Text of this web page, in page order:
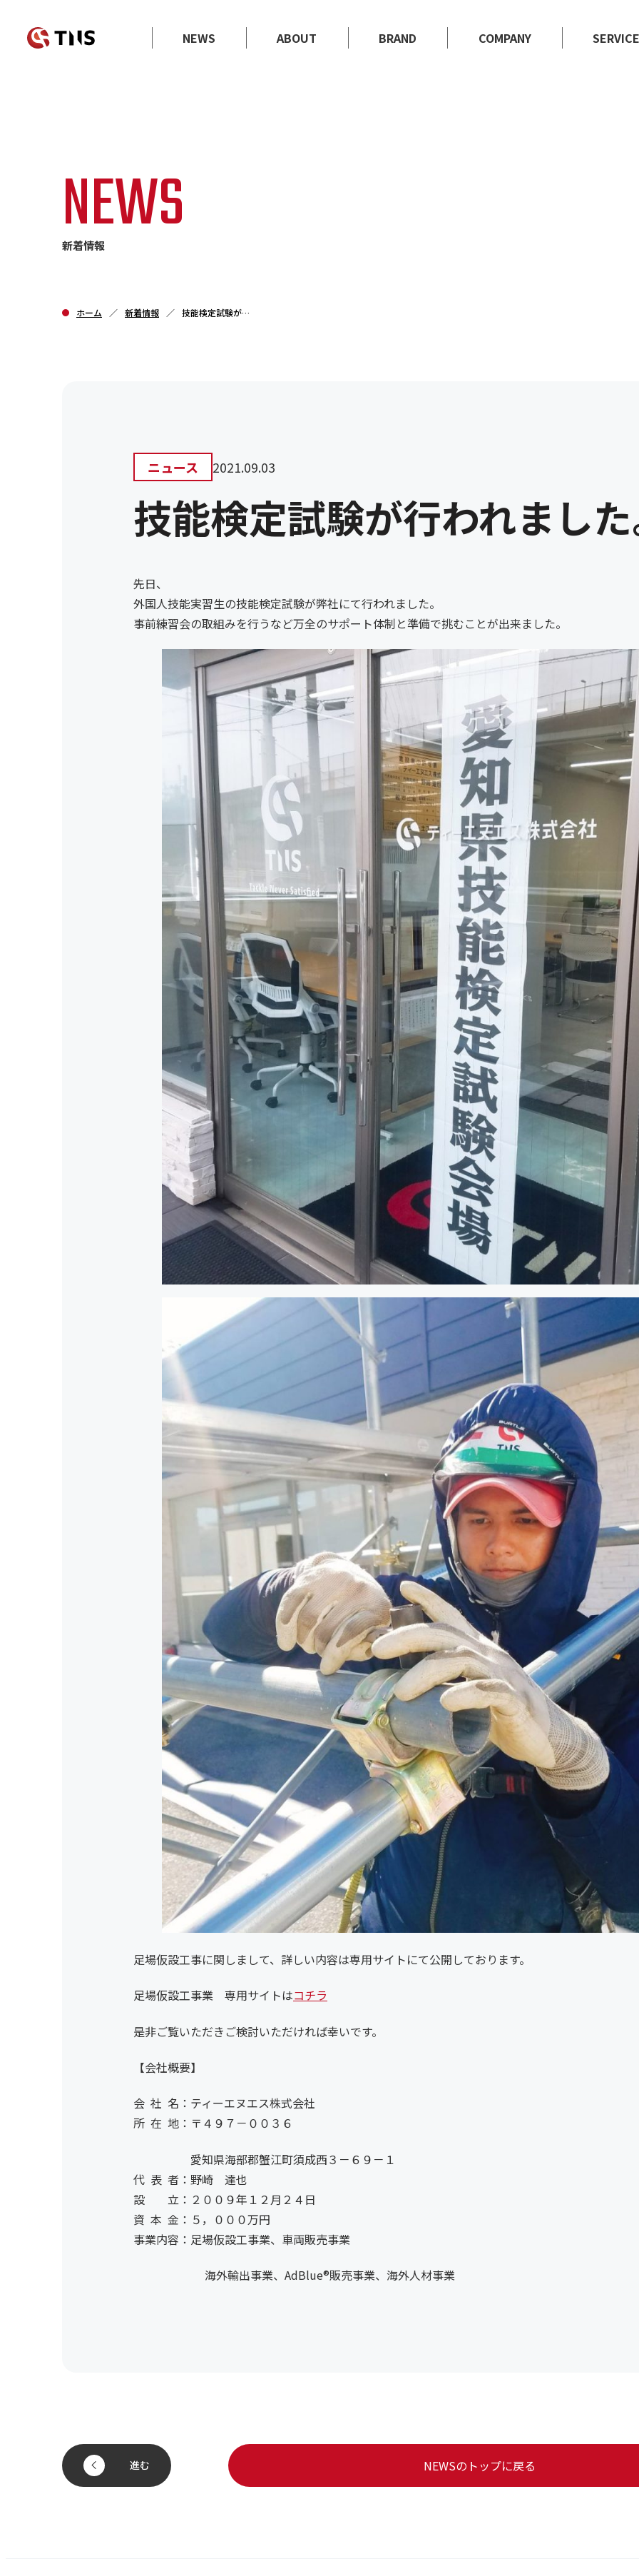
NEWS ABOUT BRAND COMPANY
NEWS
新着情報
ホーム 新着情報 技能検定試験が
行われました。
ニュース 2021.09.03
技能検定試験が行われまし
先日、
外国人技能実習生の技能検定試験が弊社にて行われました。
事前練習会の取組みを行うなど万全のサポート体制と準備で挑むことが出来ました。
足場仮設工事に関しまして、詳しい内容は専用サイトにて公開しております。
足場仮設工事業 専用サイトはコチラ
是非ご覧いただきご検討いただければ幸いです。
【会社概要】
会 社 名：ティーエヌエス株式会社
所 在 地：〒４９７－００３６
愛知県海部郡蟹江町須成西３－６９－１
代 表 者：野崎 達也
設 立：２００９年１２月２４日
資 本 金：５，０００万円
事業内容：足場仮設工事業、車両販売事業
海外輸出事業、AdBlue®販売事業、海外人材事業
進む NEWSのトップに戻る